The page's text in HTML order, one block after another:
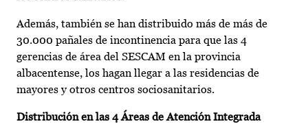
Además, también se han distribuido más de más de
30.000 pañales de incontinencia para que las 4
gerencias de área del SESCAM en la provincia
albacentense, los hagan llegar a las residencias de
mayores y otros centros sociosanitarios.
Distribución en las 4 Áreas de Atención Integrada